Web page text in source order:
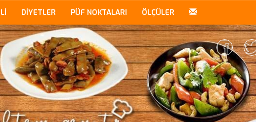
DİYETLER PÜF NOKTALARI ÖLÇÜLER